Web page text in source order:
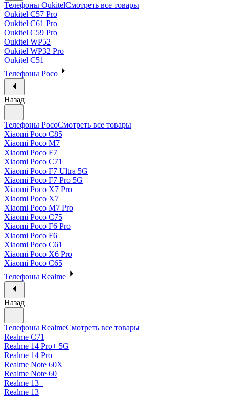
Телефоны OukitelСмотреть все товары
Oukitel C57 Pro
Oukitel C61 Pro
Oukitel C59 Pro
Oukitel WP52
Oukitel WP32 Pro
Oukitel C51
Телефоны Poco
Назад
Телефоны PocoСмотреть все товары
Xiaomi Poco C85
Xiaomi Poco M7
Xiaomi Poco F7
Xiaomi Poco C71
Xiaomi Poco F7 Ultra 5G
Xiaomi Poco F7 Pro 5G
Xiaomi Poco X7 Pro
Xiaomi Poco X7
Xiaomi Poco M7 Pro
Xiaomi Poco C75
Xiaomi Poco F6 Pro
Xiaomi Poco F6
Xiaomi Poco C61
Xiaomi Poco X6 Pro
Xiaomi Poco C65
Телефоны Realme
Назад
Телефоны RealmeСмотреть все товары
Realme C71
Realme 14 Pro+ 5G
Realme 14 Pro
Realme Note 60X
Realme Note 60
Realme 13+
Realme 13